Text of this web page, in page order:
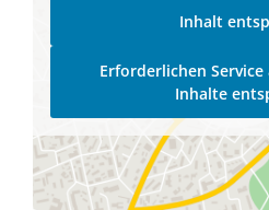
Inhalt
Erforderlichen
Inhalte